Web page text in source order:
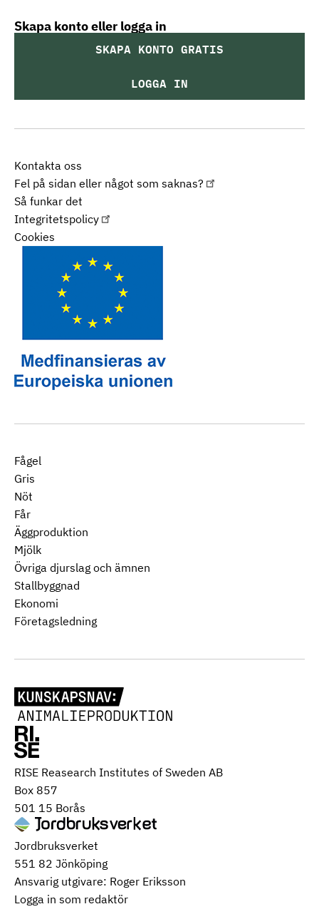
RISE Reasearch Institutes of Sweden AB
Box 857
501 15 Borås
Jordbruksverket
551 82 Jönköping
Ansvarig utgivare: Roger Eriksson
Logga in som redaktör
Fågel
Gris
Nöt
Får
Äggproduktion
Mjölk
Övriga djurslag och ämnen
Stallbyggnad
Ekonomi
Företagsledning
Kontakta oss
Fel på sidan eller något som saknas?
Så funkar det
Integritetspolicy
Cookies
Skapa konto eller logga in
SKAPA KONTO GRATIS
LOGGA IN